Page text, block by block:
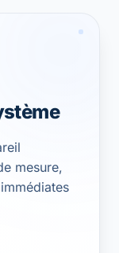
mesure,